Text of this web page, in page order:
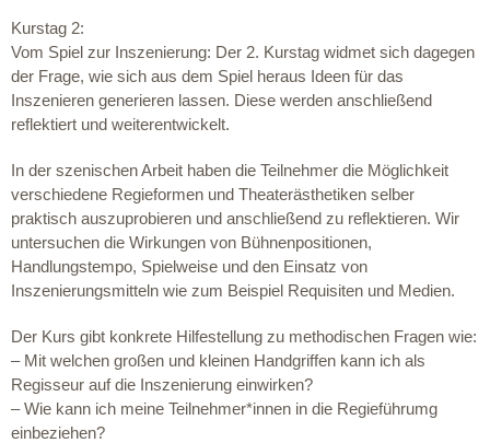
Kurstag 2:
Vom Spiel zur Inszenierung: Der 2. Kurstag widmet sich dagegen
der Frage, wie sich aus dem Spiel heraus Ideen für das
Inszenieren generieren lassen. Diese werden anschließend
reflektiert und weiterentwickelt.
In der szenischen Arbeit haben die Teilnehmer die Möglichkeit
verschiedene Regieformen und Theaterästhetiken selber
praktisch auszuprobieren und anschließend zu reflektieren. Wir
untersuchen die Wirkungen von Bühnenpositionen,
Handlungstempo, Spielweise und den Einsatz von
Inszenierungsmitteln wie zum Beispiel Requisiten und Medien.
Der Kurs gibt konkrete Hilfestellung zu methodischen Fragen wie:
– Mit welchen großen und kleinen Handgriffen kann ich als
Regisseur auf die Inszenierung einwirken?
– Wie kann ich meine Teilnehmer*innen in die Regieführumg
einbeziehen?